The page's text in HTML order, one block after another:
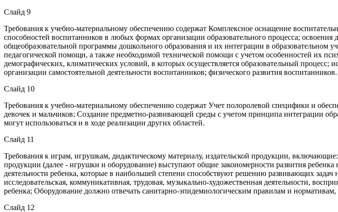
Слайд 9
Требования к учебно-материальному обеспечению содержат Комплексное оснащение
способностей воспитанников в любых формах организации образовательного процесса;
общеобразовательной программы дошкольного образования и их интеграции в
педагогической помощи, а также необходимой технической помощи с учетом особенностей их
демографических, климатических условий, в которых осуществляется образовательный процесс;
организации самостоятельной деятельности воспитанников; физического развития воспитанников.
Слайд 10
Требования к учебно-материальному обеспечению содержат Учет полоролевой специфики и
девочек и мальчиков; Создание предметно-развивающей среды с учетом принципа интеграции
могут использоваться и в ходе реализации других областей.
Слайд 11
Требования к играм, игрушкам, дидактическому материалу, издательской продукции,
продукции (далее - игрушки и оборудование) выступают общие закономерности развития
деятельности ребенка, которые в наибольшей степени способствуют решению развивающих
исследовательская, коммуникативная, трудовая, музыкально-художественная деятельности,
ребенка; Оборудование должно отвечать санитарно-эпидемиологическим правилам и
Слайд 12